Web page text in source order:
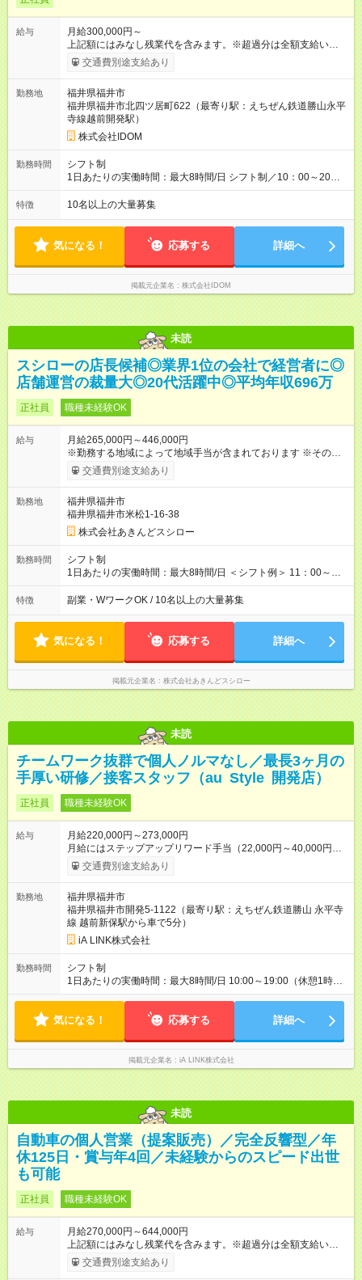
給与
月給300,000円～
上記額にはみなし残業代を含みます。※超過分は全額支給いたし
ます。 みなし残業代 38,266円 以上／月 みなし残業時間 20時間
／月 ◎インセンティブ＋賞与あり！ ◎前職給与・経験を考慮
年1回 ★能力給査定年3回 ★賞与年2回／平均3ヶ月分 ★インセン
ティブ（毎月支給／年平均支給額：90万円） ★管理職昇格後：
月収目安55万円、年収650万円～1000万円前後 ＝キャリアアッ
プも応援！＝ 若手のうちから、様々なキャリアにチャレンジで
きるのも当社ならでは。1年後に店長になったメンバーもいま
す。 【試用期間】試用期間あり 試用期間の長さ：4ヶ月 雇用形
態、給与は本採用時と同じです。 ＝『ストアプロ』という道も
運営を行なう新しい働き方。独立するわけではないので、正社
員としての雇用は引き続き守られますし、毎月固定給も支給。
リスクを抑えながら、より大きな裁量をもって店舗運営を手掛
けられます。
交通費別途支給あり
勤務地
福井県福井市
福井県福井市北四ツ居町622（最寄り駅：えちぜん鉄道勝山永平
寺線越前開発駅）
株式会社IDOM
勤務時間
シフト制
1日あたりの実働時間：最大8時間/日 シフト制／10：00～20：
00 ★月の平均残業時間は14.5時間！ 「閉店当番制の導入」「小
型店での定休日の設定」「夜9時以降の社内チャット使用禁止」
す！今後も前向きに働けるよう、環境を整えていくのでご安心
ください。
特徴 10名以上の大量募集
気になる！ 応募する 詳細へ
掲載元企業名 株式会社IDOM
未読
スシローの店長候補◎業界1位の会社で経営者に◎
店舗運営の裁量大◎20代活躍中◎平均年収696万
正社員 職種未経験OK
給与
月給265,000円～446,000円
※勤務する地域によって地域手当が含まれております ※その他ブ
ロック外勤務手当を支給。1分単位での残業代（100％支給）や
年3回の賞与、諸手当も別途支給します。 ＜月給例＞ 【例1】転
合：月給28万円＋残業代・諸手当 ※地域手当2万円が含まれま
す。 【例2】転居可能の「ブロック限定勤務制度」の場合 ブロ
ック外東京23区内勤務の場合：月給29万5000円＋残業代・諸手
当 ※地域手当2万円やブロック外勤務手当1万5000円が含まれま
す。 ＜水準以上の収入を得られる環境！＞ 全社員の平均年収は
603万円（平均月給38万9000円／2025年度実績）で、店長の平
らに自己負担額2万円の寮や各種手当があるため「前職より貯金
できている」と話す社員が多くいます！ 【試用期間】試用期間
あり 試用期間の長さ：3ヶ月 雇用形態、給与は本採用時と同じ
です。
交通費別途支給あり
勤務地
福井県福井市
福井県福井市米松1-16-38
株式会社あきんどスシロー
勤務時間
シフト制
1日あたりの実働時間：最大8時間/日 ＜シフト例＞ 11：00～
20：00、12：00～21：00、15：00～24：00 ※1ヶ月単位の変
形労働時間制（週平均実働40時間） ◎残業は月30h程度。1店舗
出勤前にジムに通う社員も多くいま す。繁忙期以外は1日通して
働くことがほぼありません！
特徴 副業・WワークOK / 10名以上の大量募集
気になる！ 応募する 詳細へ
掲載元企業名 株式会社あきんどスシロー
未読
チームワーク抜群で個人ノルマなし／最長3ヶ月の
手厚い研修／接客スタッフ（au Style 開発店）
正社員 職種未経験OK
給与
月給220,000円～273,000円
月給にはステップアップリワード手当（22,000円～40,000円）
が含まれています。 ※入社翌年度より保有資格と実績により判
定あり（0～60,000円） ＜諸手当＞ ○職務手当 ○ステップアップ
名につき10,000円） ○通勤手当（上限24,000円） ○時間外勤務
手当（1分単位、平均残業13h/月） ○社内インセンティブ ＜昇
給・賞与＞ 昇給：年1回（7月） 賞与：年2回（7・12月）
※2025年実績：3ヶ月 【試用期間】試用期間あり 試用期間の長
さ：3ヶ月 雇用形態、給与は本採用時と同じです。
交通費別途支給あり
勤務地
福井県福井市
福井県福井市開発5-1122（最寄り駅：えちぜん鉄道勝山 永平寺
線 越前新保駅から車で5分）
iA LINK株式会社
勤務時間
シフト制
1日あたりの実働時間：最大8時間/日 10:00～19:00（休憩1時
間）
気になる！ 応募する 詳細へ
掲載元企業名 iA LINK株式会社
未読
自動車の個人営業（提案販売）／完全反響型／年
休125日・賞与年4回／未経験からのスピード出世
も可能
正社員 職種未経験OK
給与
月給270,000円～644,000円
上記額にはみなし残業代を含みます。※超過分は全額支給いたし
ます。 みなし残業代 59,000円／月 みなし残業時間 29時間／月
※スキル・能力等を考慮の上決定します。 ＼★ご希望の働き方
交通費別途支給あり